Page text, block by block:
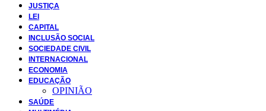
JUSTIÇA
LEI
CAPITAL
INCLUSÃO SOCIAL
SOCIEDADE CIVIL
INTERNACIONAL
ECONOMIA
EDUCAÇÃO
OPINIÃO
SAÚDE